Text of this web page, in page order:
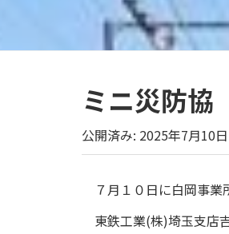
ミニ災防
公開済み: 2025年7月10日
７月１０日に白岡事業
東鉄工業(株)埼玉支店